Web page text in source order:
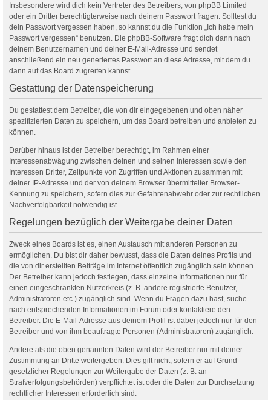
Insbesondere wird dich kein Vertreter des Betreibers, von phpBB Limited
oder ein Dritter berechtigterweise nach deinem Passwort fragen. Solltest du
dein Passwort vergessen haben, so kannst du die Funktion „Ich habe mein
Passwort vergessen“ benutzen. Die phpBB-Software fragt dich dann nach
deinem Benutzernamen und deiner E-Mail-Adresse und sendet
anschließend ein neu generiertes Passwort an diese Adresse, mit dem du
dann auf das Board zugreifen kannst.
Gestattung der Datenspeicherung
Du gestattest dem Betreiber, die von dir eingegebenen und oben näher
spezifizierten Daten zu speichern, um das Board betreiben und anbieten zu
können.
Darüber hinaus ist der Betreiber berechtigt, im Rahmen einer
Interessenabwägung zwischen deinen und seinen Interessen sowie den
Interessen Dritter, Zeitpunkte von Zugriffen und Aktionen zusammen mit
deiner IP-Adresse und der von deinem Browser übermittelter Browser-
Kennung zu speichern, sofern dies zur Gefahrenabwehr oder zur rechtlichen
Nachverfolgbarkeit notwendig ist.
Regelungen bezüglich der Weitergabe deiner Daten
Zweck eines Boards ist es, einen Austausch mit anderen Personen zu
ermöglichen. Du bist dir daher bewusst, dass die Daten deines Profils und
die von dir erstellten Beiträge im Internet öffentlich zugänglich sein können.
Der Betreiber kann jedoch festlegen, dass einzelne Informationen nur für
einen eingeschränkten Nutzerkreis (z. B. andere registrierte Benutzer,
Administratoren etc.) zugänglich sind. Wenn du Fragen dazu hast, suche
nach entsprechenden Informationen im Forum oder kontaktiere den
Betreiber. Die E-Mail-Adresse aus deinem Profil ist dabei jedoch nur für den
Betreiber und von ihm beauftragte Personen (Administratoren) zugänglich.
Andere als die oben genannten Daten wird der Betreiber nur mit deiner
Zustimmung an Dritte weitergeben. Dies gilt nicht, sofern er auf Grund
gesetzlicher Regelungen zur Weitergabe der Daten (z. B. an
Strafverfolgungsbehörden) verpflichtet ist oder die Daten zur Durchsetzung
rechtlicher Interessen erforderlich sind.